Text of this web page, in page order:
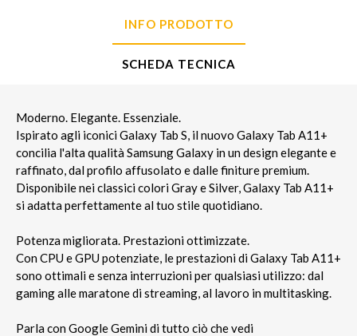
INFO PRODOTTO
SCHEDA TECNICA
Moderno. Elegante. Essenziale.
Ispirato agli iconici Galaxy Tab S, il nuovo Galaxy Tab A11+
concilia l'alta qualità Samsung Galaxy in un design elegante e
raffinato, dal profilo affusolato e dalle finiture premium.
Disponibile nei classici colori Gray e Silver, Galaxy Tab A11+
si adatta perfettamente al tuo stile quotidiano.
Potenza migliorata. Prestazioni ottimizzate.
Con CPU e GPU potenziate, le prestazioni di Galaxy Tab A11+
sono ottimali e senza interruzioni per qualsiasi utilizzo: dal
gaming alle maratone di streaming, al lavoro in multitasking.
Parla con Google Gemini di tutto ciò che vedi